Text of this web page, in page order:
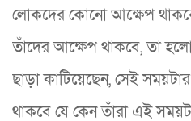
লোকদের কোনো আক্ষেপ
তাঁদের আক্ষেপ থাকবে, তা
ছাড়া কাটিয়েছেন, সেই
থাকবে যে কেন তাঁরা এই